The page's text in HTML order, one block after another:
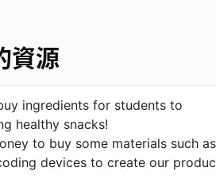
資源
ingredients for students to
healthy snacks!
to buy some materials such as
devices to create our